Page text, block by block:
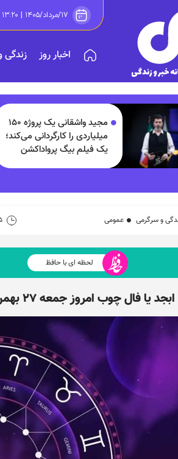
۱۷/مرداد/۱۴۰۵ | ۱۳:۲۰
اخبار روز زندگی
مجید واشقانی یک پروژه ۱۵۰
میلیاردی را کارگردانی می‌کند؛
یک فیلم بیگ پرواداکشن
و سرگرمی عمومی
لحظه ای با حافظ
یا فال چوب امروز جمعه ۲۷ بهمن ۱۴۰۲